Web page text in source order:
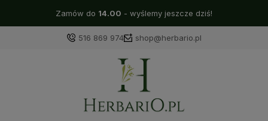
Zamów do 14.00 - wyślemy jeszcze dziś!
516 869 974 shop@herbario.pl